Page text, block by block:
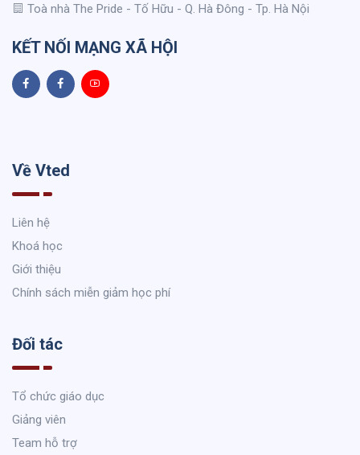
Toà nhà The Pride - Tố Hữu - Q. Hà Đông - Tp. Hà Nội
KẾT NỐI MẠNG XÃ HỘI
Về Vted
Liên hệ
Khoá học
Giới thiệu
Chính sách miễn giảm học phí
Đối tác
Tổ chức giáo dục
Giảng viên
Team hỗ trợ